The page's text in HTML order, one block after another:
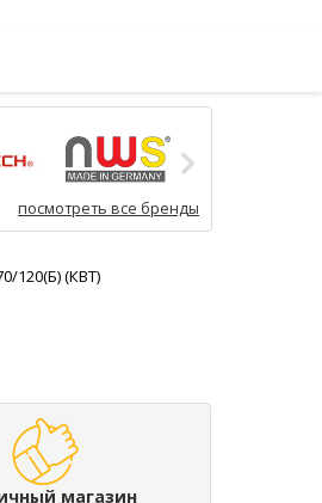
посмотреть все бренды
120(Б) (КВТ)
магазин